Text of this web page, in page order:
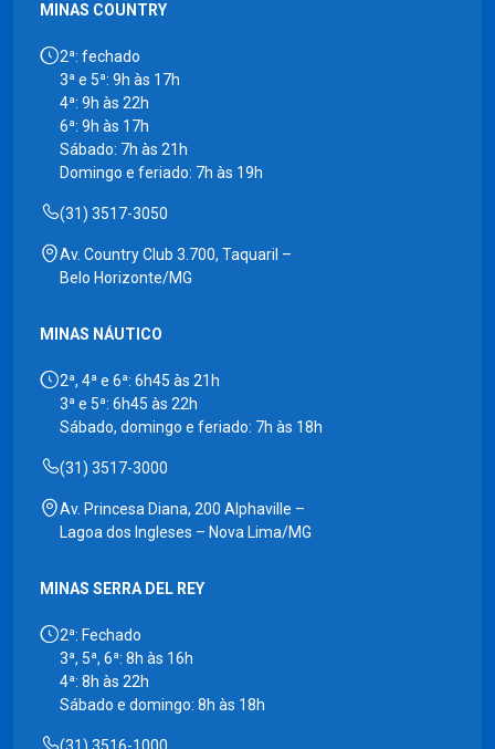
MINAS COUNTRY
2ª: fechado
3ª e 5ª: 9h às 17h
4ª: 9h às 22h
6ª: 9h às 17h
Sábado: 7h às 21h
Domingo e feriado: 7h às 19h
(31) 3517-3050
Av. Country Club 3.700, Taquaril –
Belo Horizonte/MG
MINAS NÁUTICO
2ª, 4ª e 6ª: 6h45 às 21h
3ª e 5ª: 6h45 às 22h
Sábado, domingo e feriado: 7h às 18h
(31) 3517-3000
Av. Princesa Diana, 200 Alphaville –
Lagoa dos Ingleses – Nova Lima/MG
MINAS SERRA DEL REY
2ª: Fechado
3ª, 5ª, 6ª: 8h às 16h
4ª: 8h às 22h
Sábado e domingo: 8h às 18h